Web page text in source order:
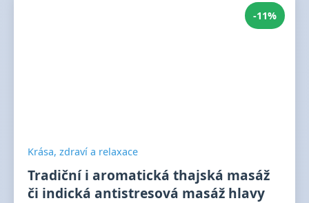
-11%
Krása, zdraví a relaxace
Tradiční i aromatická thajská masáž
či indická antistresová masáž hlavy